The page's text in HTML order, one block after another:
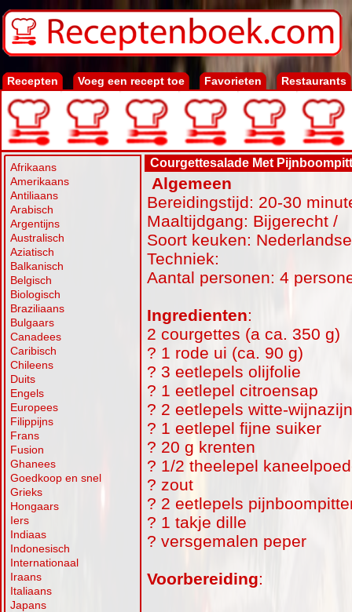
Recepten Voeg een recept toe Favorieten Restaurants
Afrikaans
Amerikaans
Antiliaans
Arabisch
Argentijns
Australisch
Aziatisch
Balkanisch
Belgisch
Biologisch
Braziliaans
Bulgaars
Canadees
Caribisch
Chileens
Duits
Engels
Europees
Filippijns
Frans
Fusion
Ghanees
Goedkoop en snel
Grieks
Hongaars
Iers
Indiaas
Indonesisch
Internationaal
Iraans
Italiaans
Japans
Courgettesalade Met
Algemeen
Bereidingstijd: 20-30
Maaltijdgang: Bijgerecht /
Soort keuken:
Techniek:
Aantal personen: 4
Ingredienten:
2 courgettes (a ca. 350 g)
? 1 rode ui (ca. 90 g)
? 3 eetlepels olijfolie
? 1 eetlepel citroensap
? 2 eetlepels witte-wijnazijn
? 1 eetlepel fijne suiker
? 20 g krenten
? 1/2 theelepel
? zout
? 2 eetlepels
? 1 takje dille
? versgemalen peper
Voorbereiding: